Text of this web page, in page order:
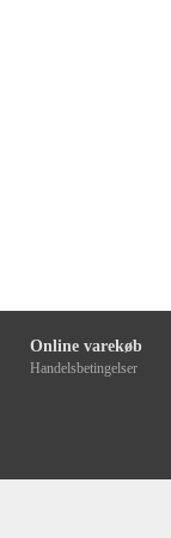
Online varekøb
Handelsbetingelser